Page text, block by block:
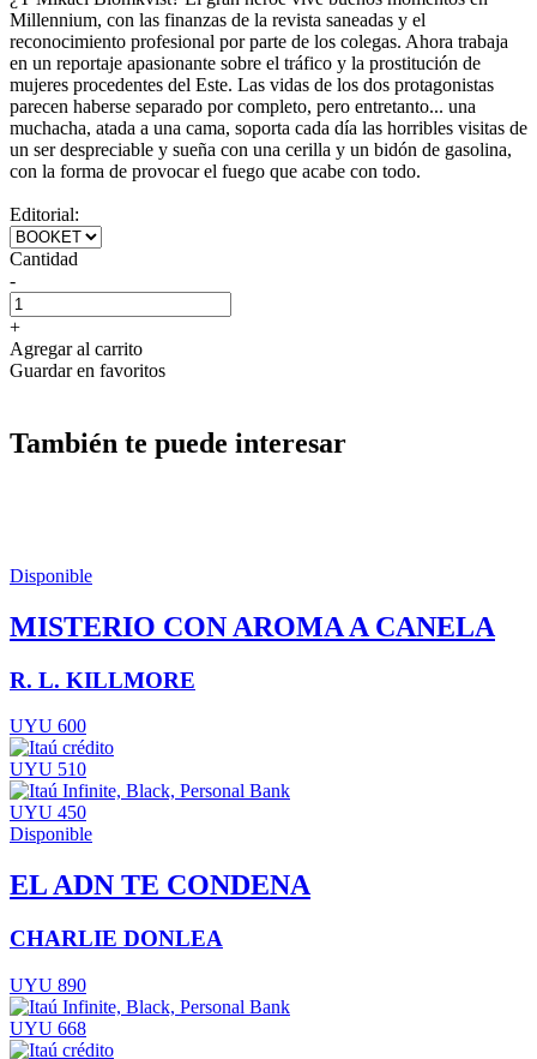
Millennium, con las finanzas de la revista saneadas y el
reconocimiento profesional por parte de los colegas. Ahora trabaja
en un reportaje apasionante sobre el tráfico y la prostitución de
mujeres procedentes del Este. Las vidas de los dos protagonistas
parecen haberse separado por completo, pero entretanto... una
muchacha, atada a una cama, soporta cada día las horribles visitas de
un ser despreciable y sueña con una cerilla y un bidón de gasolina,
con la forma de provocar el fuego que acabe con todo.
Editorial:
Cantidad
-
+
Agregar al carrito
Guardar en favoritos
También te puede interesar
Disponible
MISTERIO CON AROMA A CANELA
R. L. KILLMORE
UYU 600
UYU 510
UYU 450
Disponible
EL ADN TE CONDENA
CHARLIE DONLEA
UYU 890
UYU 668